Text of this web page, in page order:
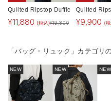
Quilted Ripstop Duffle
¥11,880 (税込)¥19,800
Quilted
¥9,900 (
「バッグ・リュック」カテゴリ
NEW NEW NEW